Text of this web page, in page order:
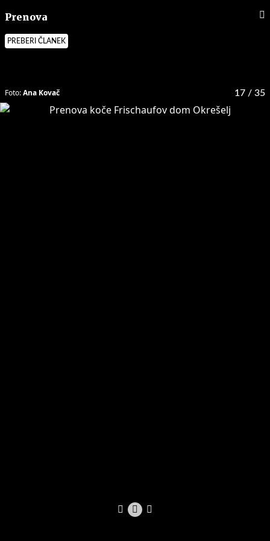
Prenova
PREBERI ČLANEK
17 / 35
Foto:Ana Kovač